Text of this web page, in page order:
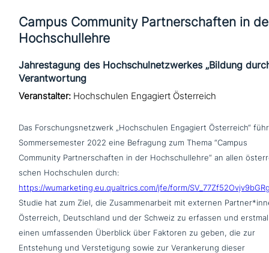
Campus Community Partnerschaften in
Hochschullehre
Jahrestagung des Hochschulnetzwerkes „Bildung
Verantwortung
Veranstalter: Hochschulen Engagiert Österreich
Das Forschungsnetzwerk „Hochschulen Engagiert Österreich“
Sommersemester 2022 eine Befragung zum Thema “Campus
Community Partnerschaften in der Hochschullehre“ an allen
schen Hochschulen durch:
https://wumarketing.eu.qualtrics.com/jfe/form/
Studie hat zum Ziel, die Zusammenarbeit mit externen
Österreich, Deutschland und der Schweiz zu erfassen und
einen umfas­sen­den Überblick über Faktoren zu geben, die zur
Entstehung und Verstetigung sowie zur Verankerung dieser